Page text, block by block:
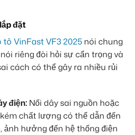
đặt
tô VinFast VF3 2025 nói chung
riêng đòi hỏi sự cẩn trọng và
cách có thể gây ra nhiều rủi
điện: Nối dây sai nguồn hoặc
chất lượng có thể dẫn đến
ảnh hưởng đến hệ thống điện